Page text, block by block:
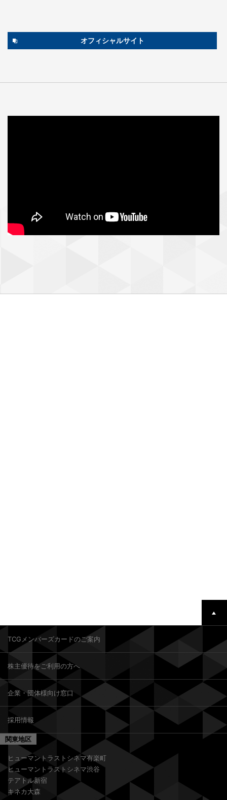
オフィシャルサイト
TCGメンバーズカードのご案内
株主優待をご利用の方へ
企業・団体様向け窓口
採用情報
関東地区
ヒューマントラストシネマ有楽町
ヒューマントラストシネマ渋谷
テアトル新宿
キネカ大森